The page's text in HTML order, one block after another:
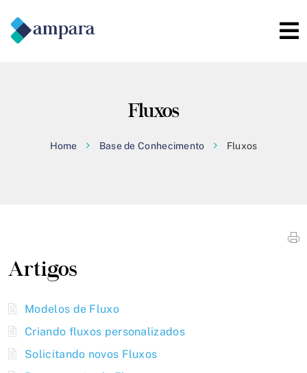
Fluxos
Home Base de Conhecimento Fluxos
Artigos
Modelos de Fluxo
Criando fluxos personalizados
Solicitando novos Fluxos